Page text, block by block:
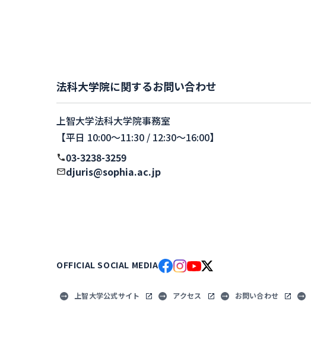
法科大学院に関するお問い合わせ
上智大学法科大学院事務室
【平日 10:00〜11:30 / 12:30〜16:00】
03-3238-3259
djuris@sophia.ac.jp
OFFICIAL SOCIAL MEDIA
上智大学公式サイト アクセス お問い合わせ